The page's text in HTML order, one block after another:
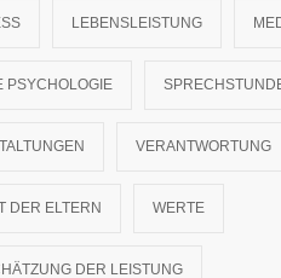
LEBENSLEISTUNG
PSYCHOLOGIE
VERANTWORTUNG
DER ELTERN WERTE
DER LEISTUNG